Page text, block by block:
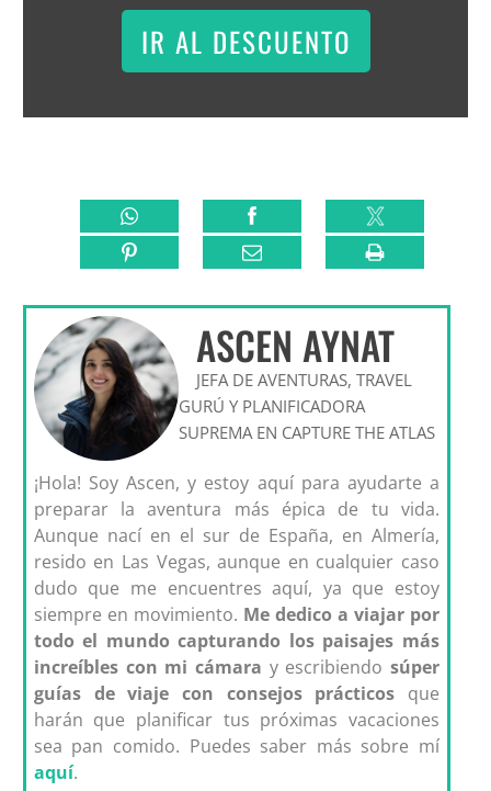
IR AL DESCUENTO
ASCEN AYNAT
JEFA DE AVENTURAS, TRAVEL
GURÚ Y PLANIFICADORA
SUPREMA EN CAPTURE THE ATLAS
¡Hola! Soy Ascen, y estoy aquí para ayudarte a
preparar la aventura más épica de tu vida.
Aunque nací en el sur de España, en Almería,
resido en Las Vegas, aunque en cualquier caso
dudo que me encuentres aquí, ya que estoy
siempre en movimiento. Me dedico a viajar por
todo el mundo capturando los paisajes más
increíbles con mi cámara y escribiendo súper
guías de viaje con consejos prácticos que
harán que planificar tus próximas vacaciones
sea pan comido. Puedes saber más sobre mí
aquí.